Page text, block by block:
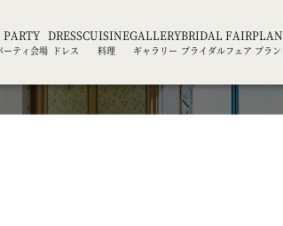
PARTY
ーティ会場
DRESS
ドレス
CUISINE
料理
GALLERY
ギャラリー
BRIDAL FAIR
ブライダルフェア
PLAN
プラン